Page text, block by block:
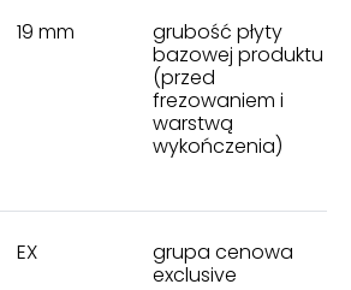
19 mm
grubość płyty
bazowej produktu
(przed
frezowaniem i
warstwą
wykończenia)
EX
grupa cenowa
exclusive